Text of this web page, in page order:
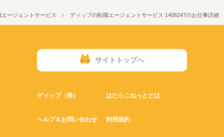
ージェントサービス ディップの転職エージェントサービス 1408247のお仕事詳細
サイトトップへ
ディップ（株） はたらこねっととは
ヘルプ＆お問い合わせ 利用規約